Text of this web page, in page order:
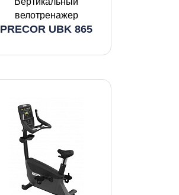
велотренажер
PRECOR UBK 865